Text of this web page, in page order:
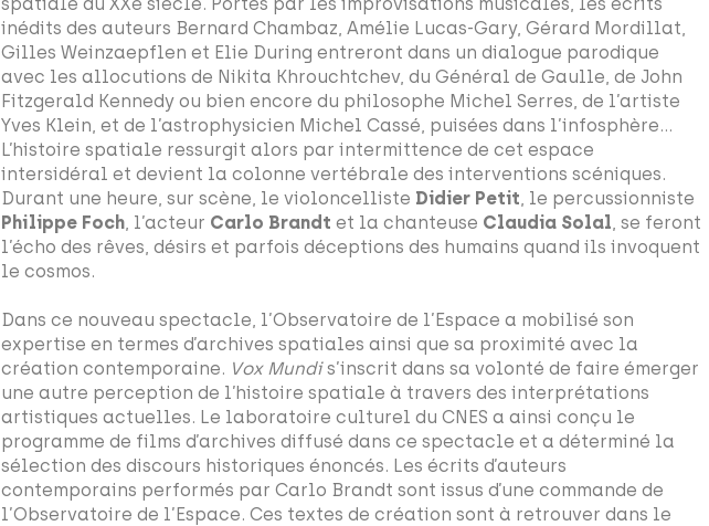
inédits des auteurs Bernard Chambaz, Amélie Lucas-Gary, Gérard Mordillat,
Gilles Weinzaepflen et Elie During entreront dans un dialogue parodique
avec les allocutions de Nikita Khrouchtchev, du Général de Gaulle, de John
Fitzgerald Kennedy ou bien encore du philosophe Michel Serres, de l’artiste
Yves Klein, et de l’astrophysicien Michel Cassé, puisées dans l’infosphère...
L’histoire spatiale ressurgit alors par intermittence de cet espace
intersidéral et devient la colonne vertébrale des interventions scéniques.
Durant une heure, sur scène, le violoncelliste Didier Petit , le percussionniste
Philippe Foch , l’acteur Carlo Brandt et la chanteuse Claudia Solal , se feront
l’écho des rêves, désirs et parfois déceptions des humains quand ils invoquent
le cosmos.
Dans ce nouveau spectacle, l’Observatoire de l’Espace a mobilisé son
expertise en termes d’archives spatiales ainsi que sa proximité avec la
création contemporaine. Vox Mundis’inscrit dans sa volonté de faire émerger
une autre perception de l’histoire spatiale à travers des interprétations
artistiques actuelles. Le laboratoire culturel du CNES a ainsi conçu le
programme de films d’archives diffusé dans ce spectacle et a déterminé la
sélection des discours historiques énoncés. Les écrits d’auteurs
contemporains performés par Carlo Brandt sont issus d’une commande de
l’Observatoire de l’Espace. Ces textes de création sont à retrouver dans le